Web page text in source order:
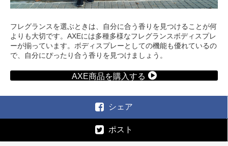
フレグランスを選ぶときは、自分に合う香りを見つけることが何
よりも大切です。AXEには多種多様なフレグランスボディスプレ
ーが揃っています。ボディスプレーとしての機能も優れているの
で、自分にぴったり合う香りを見つけましょう。
AXE商品を購入する
シェア
ポスト